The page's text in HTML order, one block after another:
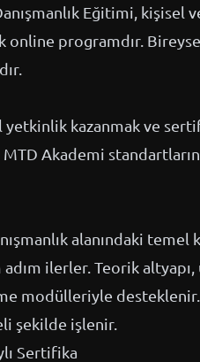
Eğitimi,
online programdır.
kazanmak ve
Akademi
alanındaki
ilerler. Teorik
modülleriyle
şekilde işlenir.
Sertifika